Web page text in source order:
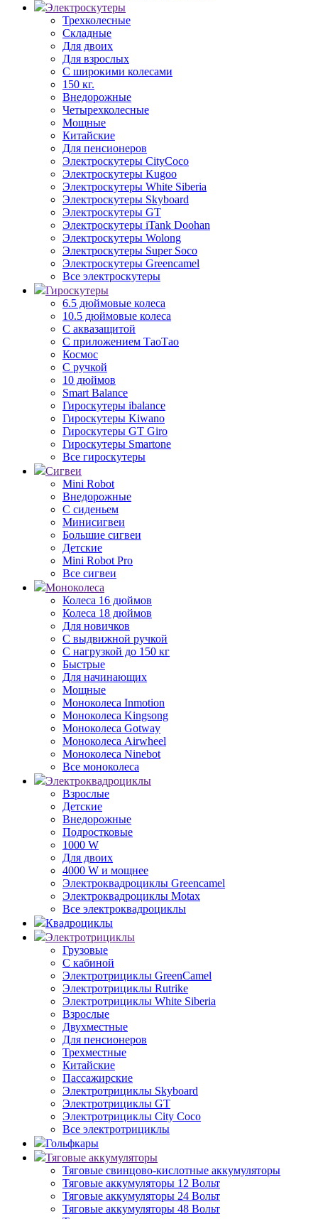
Электроскутеры
Трехколесные
Складные
Для двоих
Для взрослых
С широкими колесами
150 кг.
Внедорожные
Четырехколесные
Мощные
Китайские
Для пенсионеров
Электроскутеры CityCoco
Электроскутеры Kugoo
Электроскутеры White Siberia
Электроскутеры Skyboard
Электроскутеры GT
Электроскутеры iTank Doohan
Электроскутеры Wolong
Электроскутеры Super Soco
Электроскутеры Greencamel
Все электроскутеры
Гироскутеры
6.5 дюймовые колеса
10.5 дюймовые колеса
С аквазащитой
С приложением ТаоТао
Космос
С ручкой
10 дюймов
Smart Balance
Гироскутеры ibalance
Гироскутеры Kiwano
Гироскутеры GT Giro
Гироскутеры Smartone
Все гироскутеры
Сигвеи
Mini Robot
Внедорожные
С сиденьем
Минисигвеи
Большие сигвеи
Детские
Mini Robot Pro
Все сигвеи
Моноколеса
Колеса 16 дюймов
Колеса 18 дюймов
Для новичков
С выдвижной ручкой
С нагрузкой до 150 кг
Быстрые
Для начинающих
Мощные
Моноколеса Inmotion
Моноколеса Kingsong
Моноколеса Gotway
Моноколеса Airwheel
Моноколеса Ninebot
Все моноколеса
Электроквадроциклы
Взрослые
Детские
Внедорожные
Подростковые
1000 W
Для двоих
4000 W и мощнее
Электроквадроциклы Greencamel
Электроквадроциклы Motax
Все электроквадроциклы
Квадроциклы
Электротрициклы
Грузовые
С кабиной
Электротрициклы GreenCamel
Электротрициклы Rutrike
Электротрициклы White Siberia
Взрослые
Двухместные
Для пенсионеров
Трехместные
Китайские
Пассажирские
Электротрициклы Skyboard
Электротрициклы GT
Электротрициклы City Coco
Все электротрициклы
Гольфкары
Тяговые аккумуляторы
Тяговые свинцово-кислотные аккумуляторы
Тяговые аккумуляторы 12 Вольт
Тяговые аккумуляторы 24 Вольт
Тяговые аккумуляторы 48 Вольт